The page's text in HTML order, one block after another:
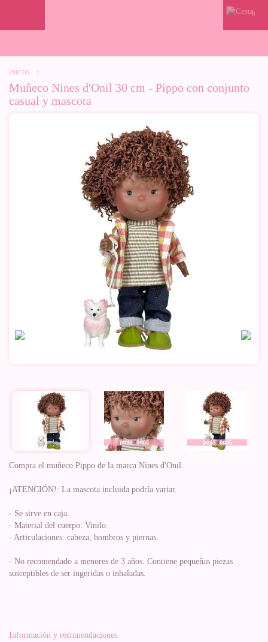
0
INICIO >
Muñeco Nines d'Onil 30 cm - Pippo con conjunto
casual y mascota
Compra el muñeco Pippo de la marca Nines d'Onil.
¡ATENCIÓN!: La mascota incluida podría variar.
- Se sirve en caja.
- Material del cuerpo: Vinilo.
- Articulaciones: cabeza, hombros y piernas.
- No recomendado a menores de 3 años. Contiene pequeñas piezas
susceptibles de ser ingeridas o inhaladas.
Información y recomendaciones